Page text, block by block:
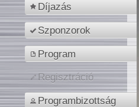
Díjazás
Szponzorok
Program
Regisztráció
Programbizottság